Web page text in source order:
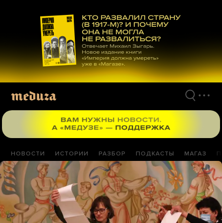
материалам
НОВОСТИ ИСТОРИИ РАЗБОР ПОДКАСТЫ МАГАЗ